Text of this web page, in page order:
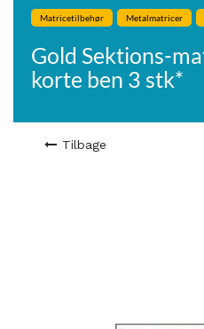
Matricetilbehør Metalmatricer
Gold Sektions-
korte ben 3 stk*
Tilbage